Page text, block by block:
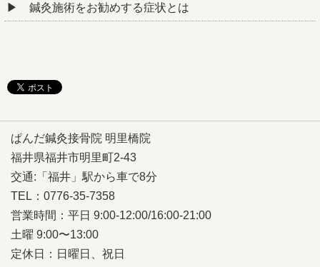
鍼灸施術をお勧めする症状とは
ぱんだ鍼灸接骨院 明里橋院
福井県福井市明里町2-43
交通:「福井」駅から車で8分
TEL：0776-35-7358
営業時間：平日 9:00-12:00/16:00-21:00
土曜 9:00〜13:00
定休日：日曜日、祝日